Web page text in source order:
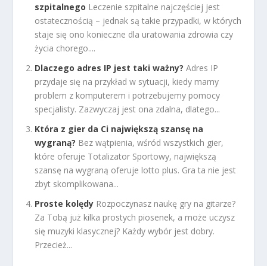
szpitalnego Leczenie szpitalne najczęściej jest
ostatecznością – jednak są takie przypadki, w których
staje się ono konieczne dla uratowania zdrowia czy
życia chorego....
Dlaczego adres IP jest taki ważny? Adres IP
przydaje się na przykład w sytuacji, kiedy mamy
problem z komputerem i potrzebujemy pomocy
specjalisty. Zazwyczaj jest ona zdalna, dlatego...
Która z gier da Ci największą szansę na
wygraną? Bez wątpienia, wśród wszystkich gier,
które oferuje Totalizator Sportowy, największą
szansę na wygraną oferuje lotto plus. Gra ta nie jest
zbyt skomplikowana...
Proste kolędy Rozpoczynasz naukę gry na gitarze?
Za Tobą już kilka prostych piosenek, a może uczysz
się muzyki klasycznej? Każdy wybór jest dobry.
Przecież...